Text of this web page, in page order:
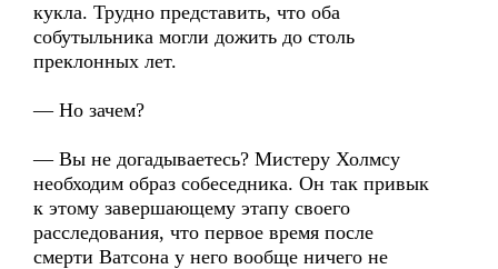
кукла. Трудно представить, что оба
собутыльника могли дожить до столь
преклонных лет.
— Но зачем?
— Вы не догадываетесь? Мистеру Холмсу
необходим образ собеседника. Он так привык
к этому завершающему этапу своего
расследования, что первое время после
смерти Ватсона у него вообще ничего не